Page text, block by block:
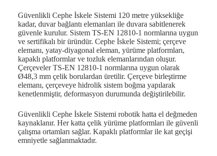
Güvenlikli Cephe İskele Sistemi 120 metre yüksekliğe
kadar, duvar bağlantı elemanları ile duvara sabitlenerek
güvenle kurulur. Sistem TS-EN 12810-1 normlarına uygun
ve sertifikalı bir üründür. Cephe İskele Sistemi; çerçeve
elemanı, yatay-diyagonal eleman, yürüme platformları,
kapaklı platformlar ve tozluk elemanlarından oluşur.
Çerçeveler TS-EN 12810-1 normlarına uygun olarak
Ø48,3 mm çelik borulardan üretilir. Çerçeve birleştirme
elemanı, çerçeveye hidrolik sistem boğma yapılarak
kenetlenmiştir, deformasyon durumunda değiştirilebilir.
Güvenlikli Cephe İskele Sistemi robotik hatta el değmeden
kaynaklanır. Her katta çelik yürüme platformları ile güvenli
çalışma ortamları sağlar. Kapaklı platformlar ile kat geçişi
emniyetle sağlanmaktadır.